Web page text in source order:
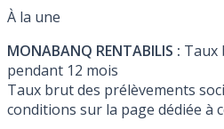
À la une
MONABANQ RENTABILIS : Taux
pendant 12 mois
Taux brut des prélèvements
conditions sur la page dédiée à